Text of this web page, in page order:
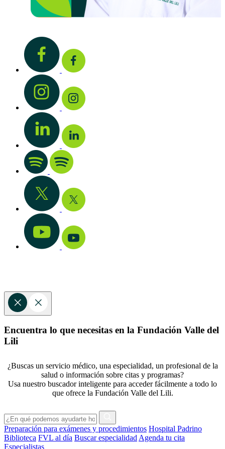
Encuentra lo que necesitas en la Fundación Valle del
Lili
¿Buscas un servicio médico, una especialidad, un profesional de la
salud o información sobre citas y programas?
Usa nuestro buscador inteligente para acceder fácilmente a todo lo
que ofrece la Fundación Valle del Lili.
Preparación para exámenes y procedimientos Hospital Padrino
Biblioteca FVL al día Buscar especialidad Agenda tu cita
Especialistas